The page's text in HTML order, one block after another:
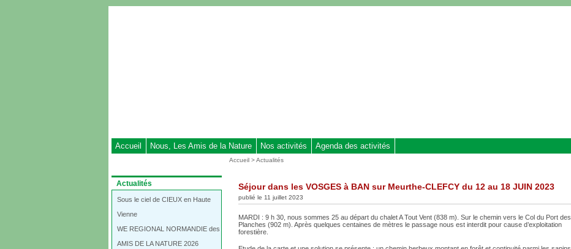
Accueil Nous, Les Amis de la Nature Nos activités Agenda des activités
Dans
la
rubrique
Actualités
Sous le ciel de CIEUX en Haute
Vienne
WE REGIONAL NORMANDIE des
AMIS DE LA NATURE 2026
Vous
Accueil >Actualités
Séjour dans les VOSGES à BAN sur Meurthe-CLEFCY du 12 au 18 JUIN 2023
publié le 11 juillet 2023
MARDI : 9 h 30, nous sommes 25 au départ du chalet A Tout Vent (838 m). Sur le chemin vers le Col du Port des
Planches (902 m). Après quelques centaines de mètres le passage nous est interdit pour cause d’exploitation
forestière.